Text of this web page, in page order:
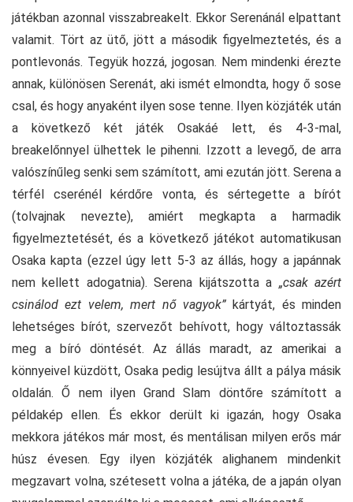
játékban azonnal visszabreakelt. Ekkor Serenánál elpattant
valamit. Tört az ütő, jött a második figyelmeztetés, és a
pontlevonás. Tegyük hozzá, jogosan. Nem mindenki érezte
annak, különösen Serenát, aki ismét elmondta, hogy ő sose
csal, és hogy anyaként ilyen sose tenne. Ilyen közjáték után
a következő két játék Osakáé lett, és 4-3-mal,
breakelőnnyel ülhettek le pihenni. Izzott a levegő, de arra
valószínűleg senki sem számított, ami ezután jött. Serena a
térfél cserénél kérdőre vonta, és sértegette a bírót
(tolvajnak nevezte), amiért megkapta a harmadik
figyelmeztetését, és a következő játékot automatikusan
Osaka kapta (ezzel úgy lett 5-3 az állás, hogy a japánnak
nem kellett adogatnia). Serena kijátszotta a „csak azért
csinálod ezt velem, mert nő vagyok”kártyát, és minden
lehetséges bírót, szervezőt behívott, hogy változtassák
meg a bíró döntését. Az állás maradt, az amerikai a
könnyeivel küzdött, Osaka pedig lesújtva állt a pálya másik
oldalán. Ő nem ilyen Grand Slam döntőre számított a
példakép ellen. És ekkor derült ki igazán, hogy Osaka
mekkora játékos már most, és mentálisan milyen erős már
húsz évesen. Egy ilyen közjáték alighanem mindenkit
megzavart volna, szétesett volna a játéka, de a japán olyan